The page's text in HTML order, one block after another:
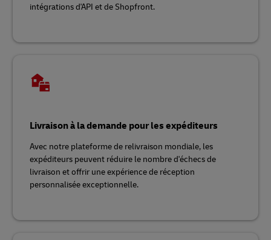
intégrations d'API et de Shopfront.
Livraison à la demande pour les expéditeurs
Avec notre plateforme de relivraison mondiale, les
expéditeurs peuvent réduire le nombre d'échecs de
livraison et offrir une expérience de réception
personnalisée exceptionnelle.